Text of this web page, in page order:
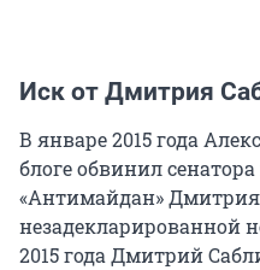
Иск от Дмитрия
В январе 2015 года
блоге обвинил
«Антимайдан»
незадекларированной
2015 года Дмитрий